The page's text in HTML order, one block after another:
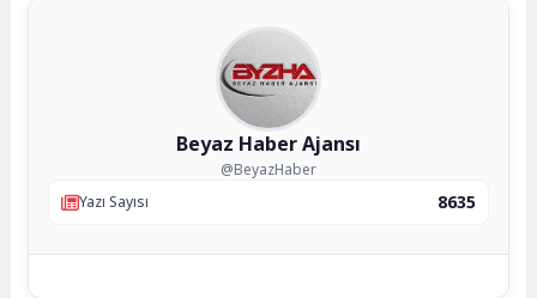
Beyaz Haber Ajansı
@BeyazHaber
Yazı Sayısı
8635